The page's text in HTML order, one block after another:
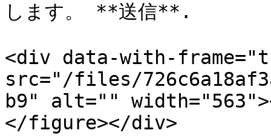
します。 **送信**.
<div data-with-
src="/files/
b9" alt=""
</figure></div>